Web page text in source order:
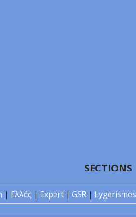
SECTIONS
| Ελλάς | Expert | GSR | Lygerismes